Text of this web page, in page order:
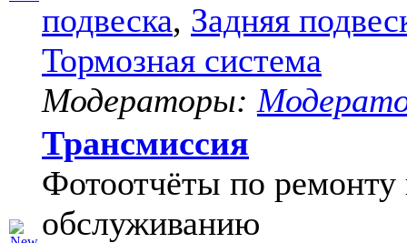
подвеска, Задняя
Тормозная система
Модераторы:
Трансмиссия
Фотоотчёты по ремонту
обслуживанию